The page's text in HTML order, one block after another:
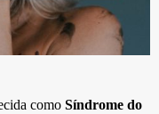
como Síndrome do